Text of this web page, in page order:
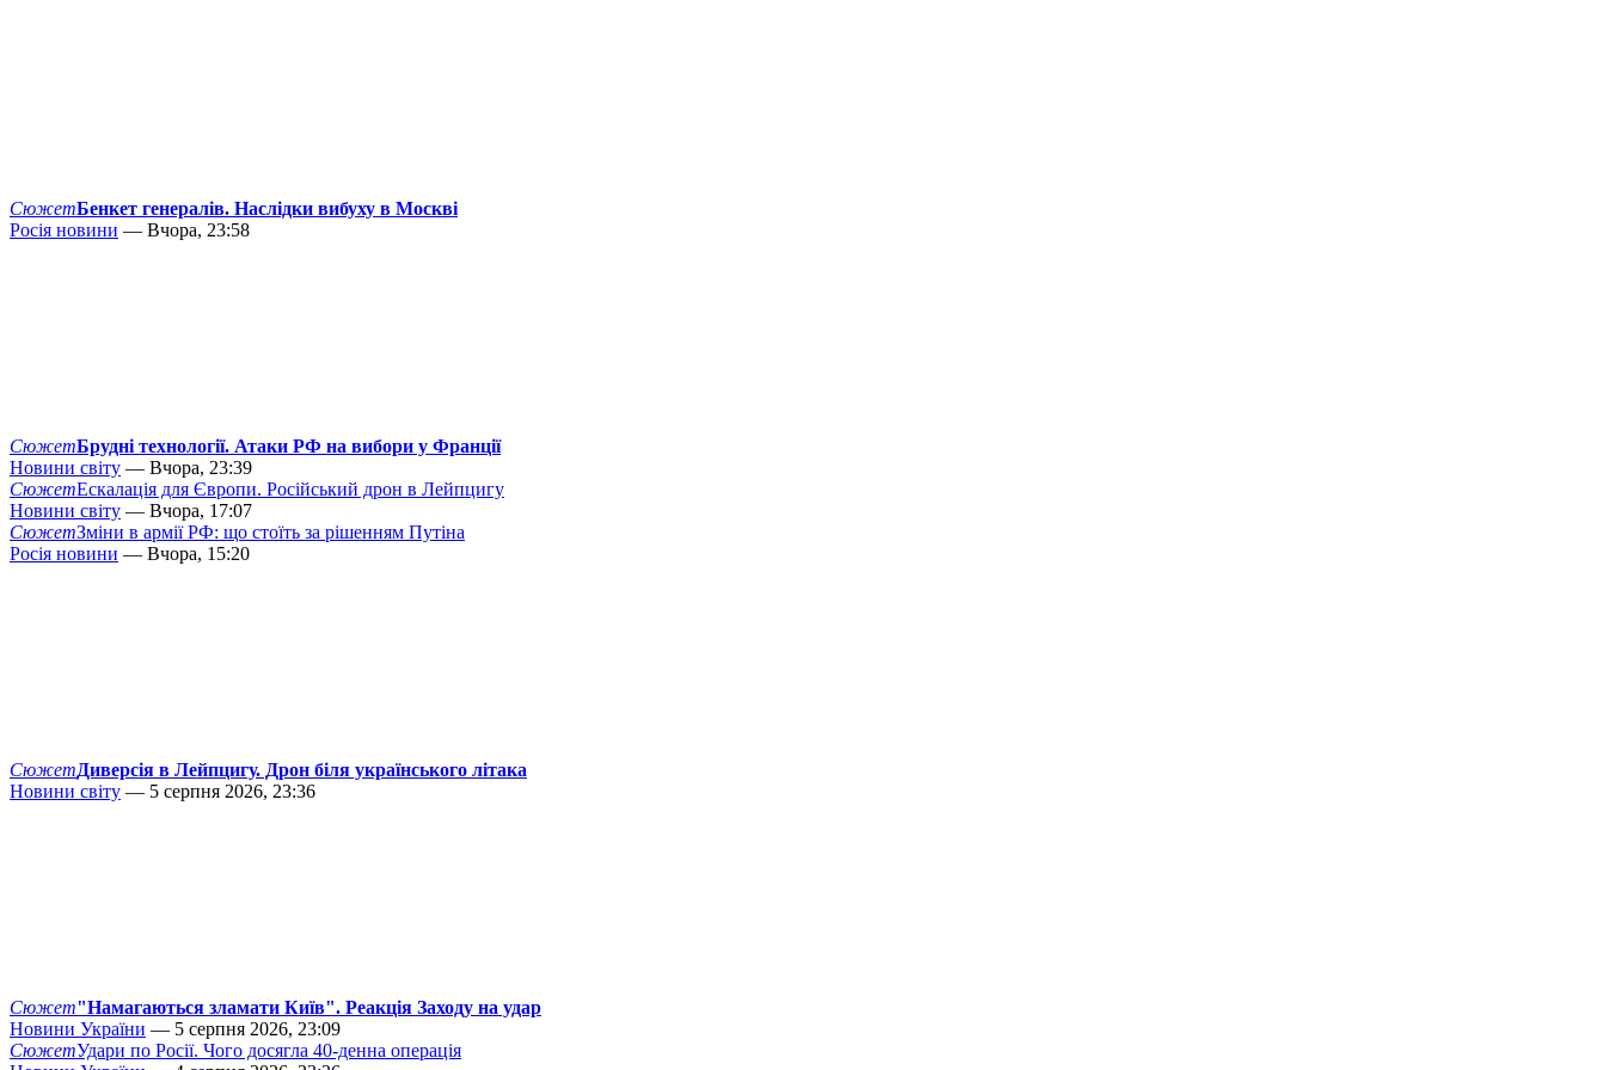
СюжетБенкет генералів. Наслідки вибуху в Москві
Росія новини — Вчора, 23:58
СюжетБрудні технології. Атаки РФ на вибори у Франції
Новини світу — Вчора, 23:39
СюжетЕскалація для Європи. Російський дрон в Лейпцигу
Новини світу — Вчора, 17:07
СюжетЗміни в армії РФ: що стоїть за рішенням Путіна
Росія новини — Вчора, 15:20
СюжетДиверсія в Лейпцигу. Дрон біля українського літака
Новини світу — 5 серпня 2026, 23:36
Сюжет"Намагаються зламати Київ". Реакція Заходу на удар
Новини України — 5 серпня 2026, 23:09
СюжетУдари по Росії. Чого досягла 40-денна операція